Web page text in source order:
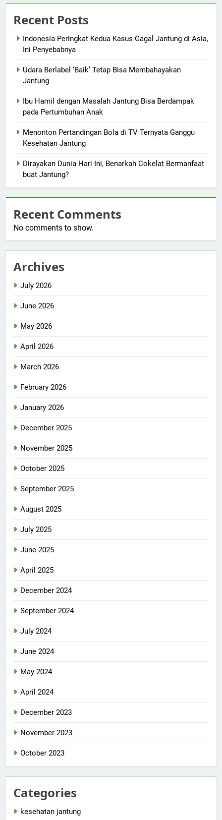
Recent Posts
Indonesia Peringkat Kedua Kasus Gagal Jantung di Asia,
Ini Penyebabnya
Udara Berlabel ‘Baik’ Tetap Bisa Membahayakan
Jantung
Ibu Hamil dengan Masalah Jantung Bisa Berdampak
pada Pertumbuhan Anak
Menonton Pertandingan Bola di TV Ternyata Ganggu
Kesehatan Jantung
Dirayakan Dunia Hari Ini, Benarkah Cokelat Bermanfaat
buat Jantung?
Recent Comments
No comments to show.
Archives
July 2026
June 2026
May 2026
April 2026
March 2026
February 2026
January 2026
December 2025
November 2025
October 2025
September 2025
August 2025
July 2025
June 2025
April 2025
December 2024
September 2024
July 2024
June 2024
May 2024
April 2024
December 2023
November 2023
October 2023
Categories
kesehatan jantung